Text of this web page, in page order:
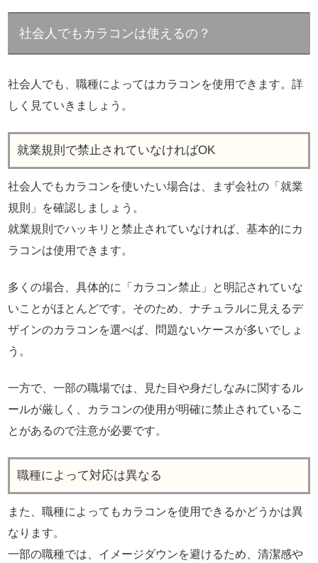
社会人でもカラコンは使えるの？
社会人でも、職種によってはカラコンを使用できます。詳
しく見ていきましょう。
就業規則で禁止されていなければOK
社会人でもカラコンを使いたい場合は、まず会社の「就業
規則」を確認しましょう。
就業規則でハッキリと禁止されていなければ、基本的にカ
ラコンは使用できます。
多くの場合、具体的に「カラコン禁止」と明記されていな
いことがほとんどです。そのため、ナチュラルに見えるデ
ザインのカラコンを選べば、問題ないケースが多いでしょ
う。
一方で、一部の職場では、見た目や身だしなみに関するル
ールが厳しく、カラコンの使用が明確に禁止されているこ
とがあるので注意が必要です。
職種によって対応は異なる
また、職種によってもカラコンを使用できるかどうかは異
なります。
一部の職種では、イメージダウンを避けるため、清潔感や